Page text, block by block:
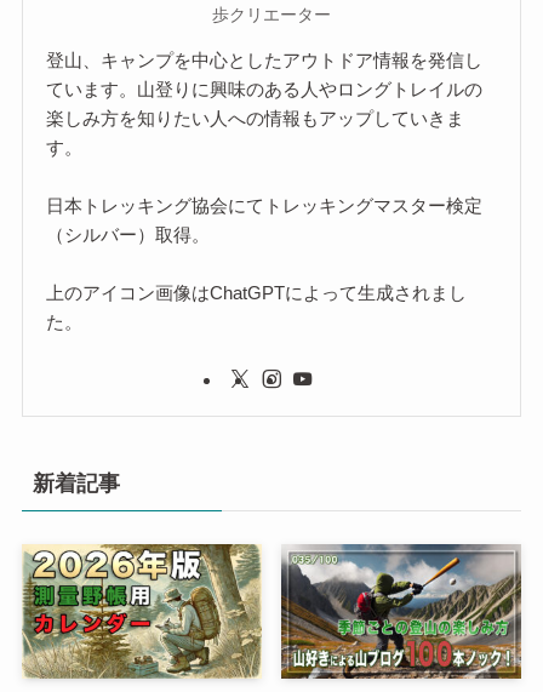
歩クリエーター
登山、キャンプを中心としたアウトドア情報を発信し
ています。山登りに興味のある人やロングトレイルの
楽しみ方を知りたい人への情報もアップしていきま
す。
日本トレッキング協会にてトレッキングマスター検定
（シルバー）取得。
上のアイコン画像はChatGPTによって生成されまし
た。
新着記事